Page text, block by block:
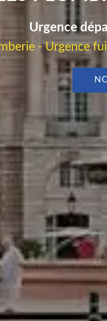
Urgence
- Urgence